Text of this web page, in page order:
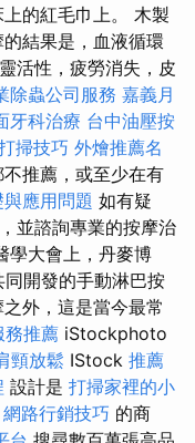
的紅毛巾上。 木製
結果是，血液循環
活性，疲勞消失，皮
除蟲公司服務 嘉義月
牙科治療 台中油壓按
掃技巧 外燴推薦名
推薦，或至少在有
應用問題 如有疑
並諮詢專業的按摩治
學大會上，丹麥博
開發的手動淋巴按
外，這是當今最常
務推薦 iStockphoto
頸放鬆 IStock 推薦
設計是 打掃家裡的小
網路行銷技巧 的商